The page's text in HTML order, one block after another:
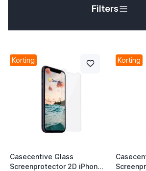
Filters
Korting
Casecentive Glass
Screenprotector 2D iPhone
Korting